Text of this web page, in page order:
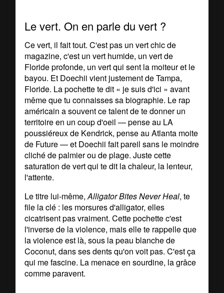
Le vert. On en parle du vert ?
Ce vert, il fait tout. C'est pas un vert chic de
magazine, c'est un vert humide, un vert de
Floride profonde, un vert qui sent la moiteur et le
bayou. Et Doechii vient justement de Tampa,
Floride. La pochette te dit « je suis d'ici » avant
même que tu connaisses sa biographie. Le rap
américain a souvent ce talent de te donner un
territoire en un coup d'oeil — pense au LA
poussiéreux de Kendrick, pense au Atlanta moite
de Future — et Doechii fait pareil sans le moindre
cliché de palmier ou de plage. Juste cette
saturation de vert qui te dit la chaleur, la lenteur,
l'attente.
Le titre lui-même,Alligator Bites Never Heal, te
file la clé : les morsures d'alligator, elles
cicatrisent pas vraiment. Cette pochette c'est
l'inverse de la violence, mais elle te rappelle que
la violence est là, sous la peau blanche de
Coconut, dans ses dents qu'on voit pas. C'est ça
qui me fascine. La menace en sourdine, la grâce
comme paravent.